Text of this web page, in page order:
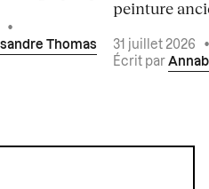
•
Thomas
peinture
31 juillet 2026
Écrit par